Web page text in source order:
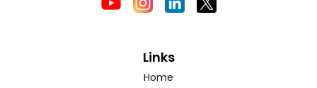
Links
Home